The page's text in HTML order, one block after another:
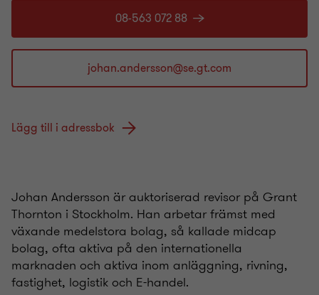
08-563 072 88
Lägg till i adressbok
Johan Andersson är auktoriserad revisor på Grant
Thornton i Stockholm. Han arbetar främst med
växande medelstora bolag, så kallade midcap
bolag, ofta aktiva på den internationella
marknaden och aktiva inom anläggning, rivning,
fastighet, logistik och E-handel.